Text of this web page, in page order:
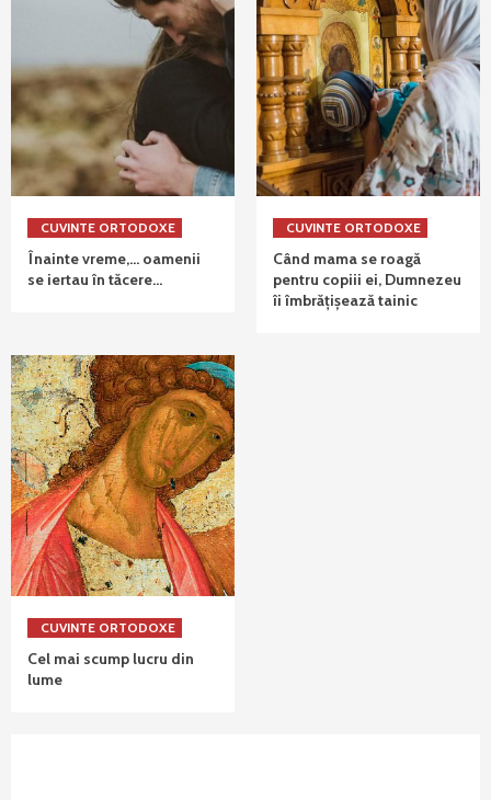
CUVINTE ORTODOXE
Înainte vreme,… oamenii
se iertau în tăcere…
CUVINTE ORTODOXE
Când mama se roagă
pentru copiii ei, Dumnezeu
îi îmbrățișează tainic
CUVINTE ORTODOXE
Cel mai scump lucru din
lume